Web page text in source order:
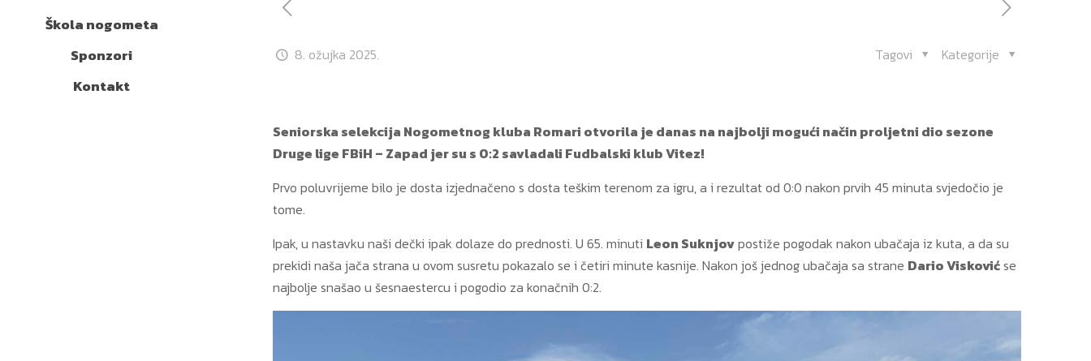
Škola nogometa
Sponzori
Kontakt
8. ožujka 2025. Kategorije
Tagovi
Seniorska selekcija Nogometnog kluba Romari otvorila je danas na najbolji mogući način proljetni dio sezone
Druge lige FBiH – Zapad jer su s 0:2 savladali Fudbalski klub Vitez!
Prvo poluvrijeme bilo je dosta izjednačeno s dosta teškim terenom za igru, a i rezultat od 0:0 nakon prvih 45 minuta svjedočio je
tome.
Ipak, u nastavku naši dečki ipak dolaze do prednosti. U 65. minuti Leon Suknjovpostiže pogodak nakon ubačaja iz kuta, a da su
prekidi naša jača strana u ovom susretu pokazalo se i četiri minute kasnije. Nakon još jednog ubačaja sa strane Dario Viskovićse
najbolje snašao u šesnaestercu i pogodio za konačnih 0:2.